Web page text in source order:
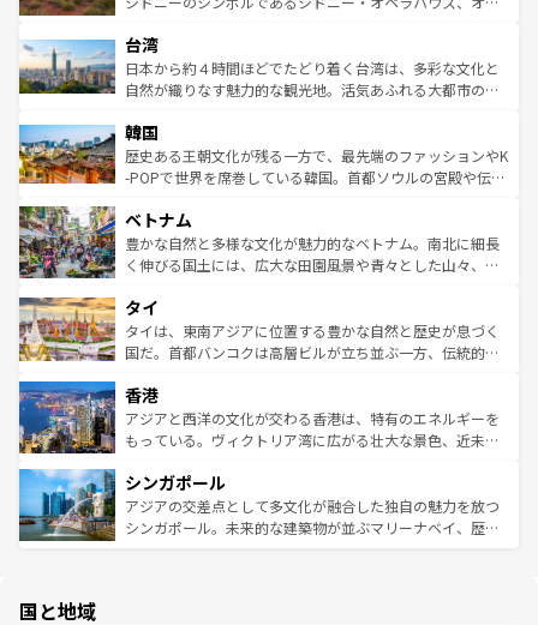
ならではの贅沢な旅のスタイルだ。 なお、新着のアメリカ
情報はコンテンツ一覧を参照してほしい。
れるおもてなしの心で訪れる人々を迎えてくれるハワイの
人々、おいしいローカルフードやハワイアンミュージッ
ク、伝統的なフラダンスなど、すべてがハワイの魅力を彩
ワイを、存分に味わってほしい。 なお、新着のハワイ情報
はコンテンツ一覧を参照してほしい。
リアリーフや大陸中央部にそびえるウルル（エアーズロッ
ク）、タスマニアの美しい原生林やケアンズの熱帯雨林な
ど、見どころがたくさん。また、カフェやワイン、オージ
いる。アクティビティも充実しており、サーフィンやダイ
ビング、ハイキングなど、アウトドア好きにはたまらな
い。オーストラリアの多彩な魅力を存分に味わいつくそ
参照してほしい。
台湾
日本から約４時間ほどでたどり着く台湾は、多彩な文化と
自然が織りなす魅力的な観光地。活気あふれる大都市の台
ン）、静ひつな山岳地帯である台湾東部など、都市の喧騒
と山間の静けさが共存しており、訪れる人に新しい発見と
驚きをもたらしてくれる。また、奥深い台湾の食文化も魅
容にもいいと評判のスイーツなど、バラエティ豊かな料理
が味わえる。 なお、新着の台湾情報は コンテンツ一覧を参
照してほしい。
韓国
歴史ある王朝文化が残る一方で、最先端のファッションやK
-POPで世界を席巻している韓国。首都ソウルの宮殿や伝統
き、地方に足を延ばせば四季折々の自然美を楽しむことが
できる。そして、キムチや焼肉、絶品のストリートフード
まで、さまざまな韓国料理が待っている。夜には、韓国な
リティに包まれながら、韓国の多彩な魅力を心ゆくまで味
わってみてほしい。 なお、新着の韓国情報はコンテンツ一
覧を参照してほしい。
ベトナム
豊かな自然と多様な文化が魅力的なベトナム。南北に細長
く伸びる国土には、広大な田園風景や青々とした山々、世
急速な発展と共に伝統が息づく。ハノイの古い町並みやホ
ーチミン市のフランス統治時代の建物も、独特の雰囲気を
醸し出している。また、バラエティの豊かさとおいしさで
とつ。フォーやバインミー、ベトナムコーヒーなどは、ぜ
ひ現地で味わいたい。どの地域を訪れてもあたたかい人々
が旅行者を迎えてくれるので、きっと忘れられない旅にな
参照してほしい。
タイ
タイは、東南アジアに位置する豊かな自然と歴史が息づく
国だ。首都バンコクは高層ビルが立ち並ぶ一方、伝統的な
の活気が交差している。北部ではチェンマイなどの山岳地
帯で自然と触れ合い、南部ではプーケットやクラビの美し
いビーチでリゾート気分を楽しむことができる。タイ料理
激する。気候は一年中温暖で、どの季節にも異なる楽しみ
が待っている。親しみやすいタイの人々、仏教を中心とし
た文化、そして多様な観光資源が、訪れる旅人を魅了し続
香港
アジアと西洋の文化が交わる香港は、特有のエネルギーを
もっている。ヴィクトリア湾に広がる壮大な景色、近未来
み、どこを訪れても感動するはず。観光スポットが密集し
ており、効率よく見どころを回れるのも魅力。息をのむよ
うな絶景から文化的な体験まで、香港を存分に楽しみ尽く
シンガポール
アジアの交差点として多文化が融合した独自の魅力を放つ
シンガポール。未来的な建築物が並ぶマリーナベイ、歴史
国と地域